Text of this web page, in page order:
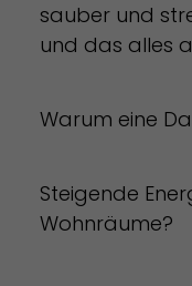
sauber und
und das alles
Warum eine
Steigende
Wohnräume?